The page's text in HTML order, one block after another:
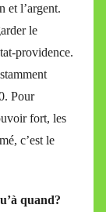
et l’argent.
le
providence.
Pour
fort, les
c’est le
quand?